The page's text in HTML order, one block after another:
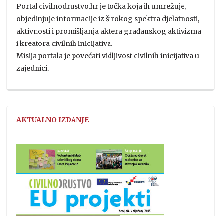
Portal civilnodrustvo.hr je točka koja ih umrežuje,
objedinjuje informacije iz širokog spektra djelatnosti,
aktivnosti i promišljanja aktera građanskog aktivizma
i kreatora civilnih inicijativa.
Misija portala je povećati vidljivost civilnih inicijativa u
zajednici.
AKTUALNO IZDANJE